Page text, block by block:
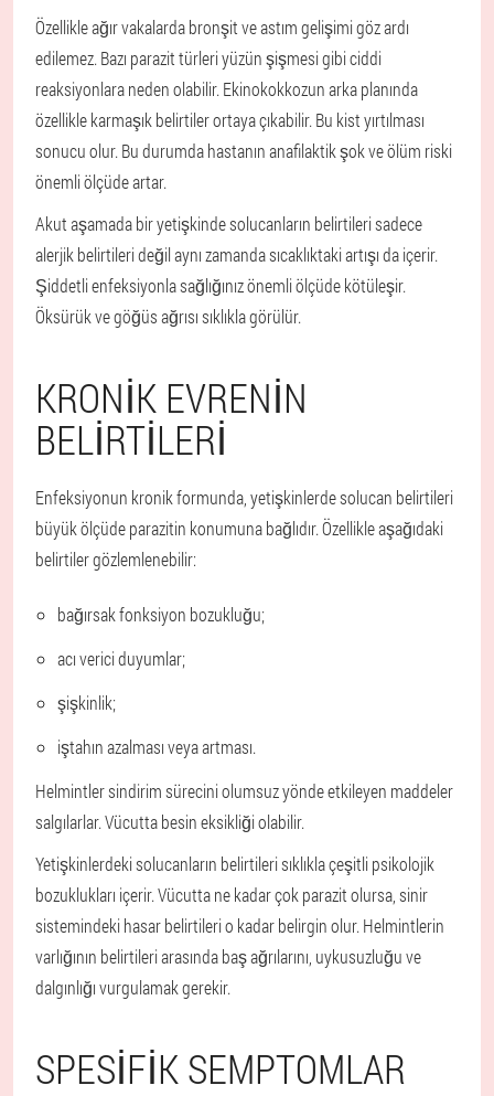
Özellikle ağır vakalarda bronşit ve astım gelişimi göz ardı
edilemez. Bazı parazit türleri yüzün şişmesi gibi ciddi
reaksiyonlara neden olabilir. Ekinokokkozun arka planında
özellikle karmaşık belirtiler ortaya çıkabilir. Bu kist yırtılması
sonucu olur. Bu durumda hastanın anafilaktik şok ve ölüm riski
önemli ölçüde artar.
Akut aşamada bir yetişkinde solucanların belirtileri sadece
alerjik belirtileri değil aynı zamanda sıcaklıktaki artışı da içerir.
Şiddetli enfeksiyonla sağlığınız önemli ölçüde kötüleşir.
Öksürük ve göğüs ağrısı sıklıkla görülür.
KRONIK EVRENIN
BELIRTILERI
Enfeksiyonun kronik formunda, yetişkinlerde solucan belirtileri
büyük ölçüde parazitin konumuna bağlıdır. Özellikle aşağıdaki
belirtiler gözlemlenebilir:
bağırsak fonksiyon bozukluğu;
acı verici duyumlar;
şişkinlik;
iştahın azalması veya artması.
Helmintler sindirim sürecini olumsuz yönde etkileyen maddeler
salgılarlar. Vücutta besin eksikliği olabilir.
Yetişkinlerdeki solucanların belirtileri sıklıkla çeşitli psikolojik
bozuklukları içerir. Vücutta ne kadar çok parazit olursa, sinir
sistemindeki hasar belirtileri o kadar belirgin olur. Helmintlerin
varlığının belirtileri arasında baş ağrılarını, uykusuzluğu ve
dalgınlığı vurgulamak gerekir.
SPESIFIK SEMPTOMLAR